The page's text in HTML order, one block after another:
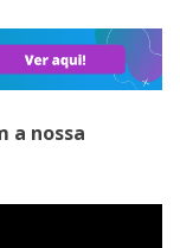
a nossa